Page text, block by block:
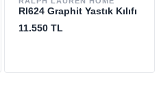
Rl624 Graphit Yastık Kılıfı
11.550 TL